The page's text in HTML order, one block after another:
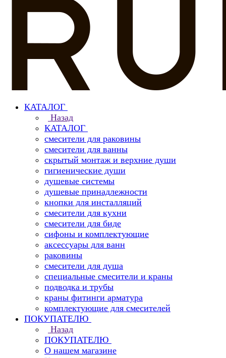
КАТАЛОГ
Назад
КАТАЛОГ
смесители для раковины
смесители для ванны
скрытый монтаж и верхние души
гигиенические души
душевые системы
душевые принадлежности
кнопки для инсталляций
смесители для кухни
смесители для биде
сифоны и комплектующие
аксессуары для ванн
раковины
смесители для душа
специальные смесители и краны
подводка и трубы
краны фитинги арматура
комплектующие для смесителей
ПОКУПАТЕЛЮ
Назад
ПОКУПАТЕЛЮ
О нашем магазине